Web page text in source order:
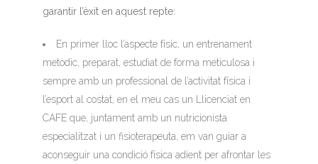
garantir l’èxit en aquest repte:
En primer lloc l’aspecte físic, un entrenament
metòdic, preparat, estudiat de forma meticulosa i
sempre amb un professional de l’activitat física i
l’esport al costat, en el meu cas un Llicenciat en
CAFE que, juntament amb un nutricionista
especialitzat i un fisioterapeuta, em van guiar a
aconseguir una condició física adient per afrontar les